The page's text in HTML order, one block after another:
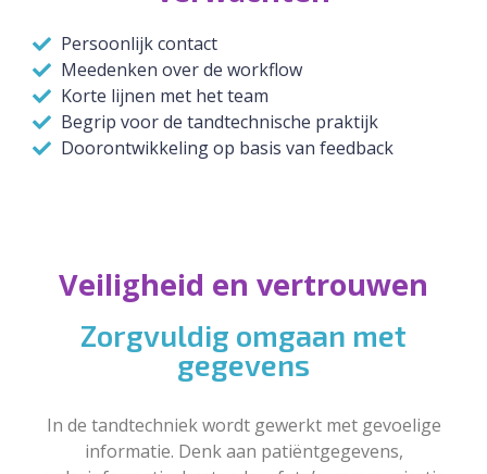
Persoonlijk contact
Meedenken over de workflow
Korte lijnen met het team
Begrip voor de tandtechnische praktijk
Doorontwikkeling op basis van feedback
Veiligheid en vertrouwen
Zorgvuldig omgaan met
gegevens
In de tandtechniek wordt gewerkt met gevoelige
informatie. Denk aan patiëntgegevens,